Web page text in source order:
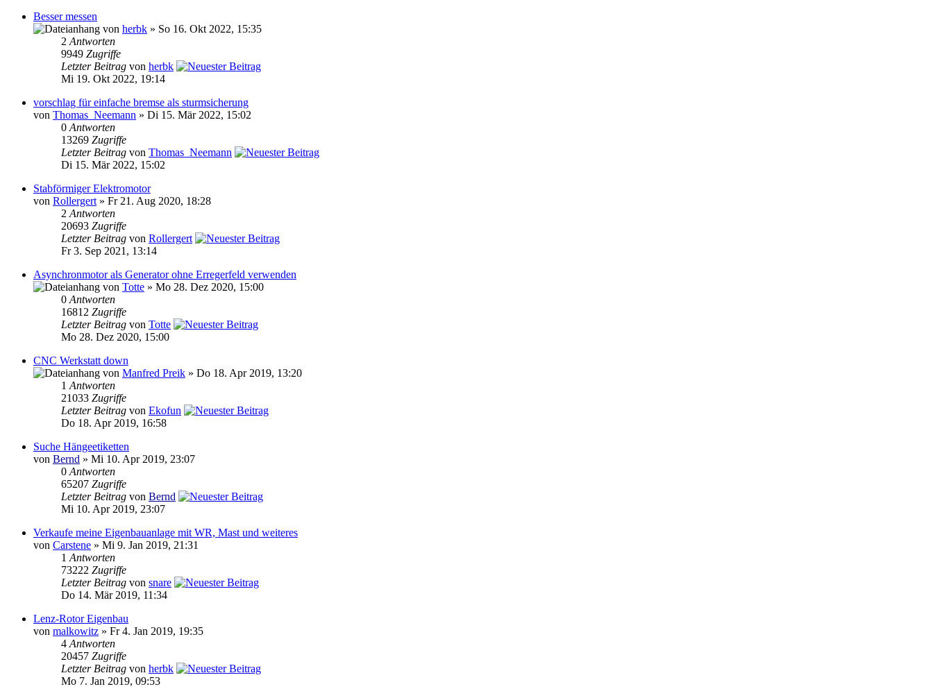
Besser messen
von herbk » So 16. Okt 2022, 15:35
2 Antworten
9949 Zugriffe
Letzter Beitrag von herbk
Mi 19. Okt 2022, 19:14
vorschlag für einfache bremse als sturmsicherung
von Thomas_Neemann » Di 15. Mär 2022, 15:02
0 Antworten
13269 Zugriffe
Letzter Beitrag von Thomas_Neemann
Di 15. Mär 2022, 15:02
Stabförmiger Elektromotor
von Rollergert » Fr 21. Aug 2020, 18:28
2 Antworten
20693 Zugriffe
Letzter Beitrag von Rollergert
Fr 3. Sep 2021, 13:14
Asynchronmotor als Generator ohne Erregerfeld verwenden
von Totte » Mo 28. Dez 2020, 15:00
0 Antworten
16812 Zugriffe
Letzter Beitrag von Totte
Mo 28. Dez 2020, 15:00
CNC Werkstatt down
von Manfred Preik » Do 18. Apr 2019, 13:20
1 Antworten
21033 Zugriffe
Letzter Beitrag von Ekofun
Do 18. Apr 2019, 16:58
Suche Hängeetiketten
von Bernd » Mi 10. Apr 2019, 23:07
0 Antworten
65207 Zugriffe
Letzter Beitrag von Bernd
Mi 10. Apr 2019, 23:07
Verkaufe meine Eigenbauanlage mit WR, Mast und weiteres
von Carstene » Mi 9. Jan 2019, 21:31
1 Antworten
73222 Zugriffe
Letzter Beitrag von snare
Do 14. Mär 2019, 11:34
Lenz-Rotor Eigenbau
von malkowitz » Fr 4. Jan 2019, 19:35
4 Antworten
20457 Zugriffe
Letzter Beitrag von herbk
Mo 7. Jan 2019, 09:53